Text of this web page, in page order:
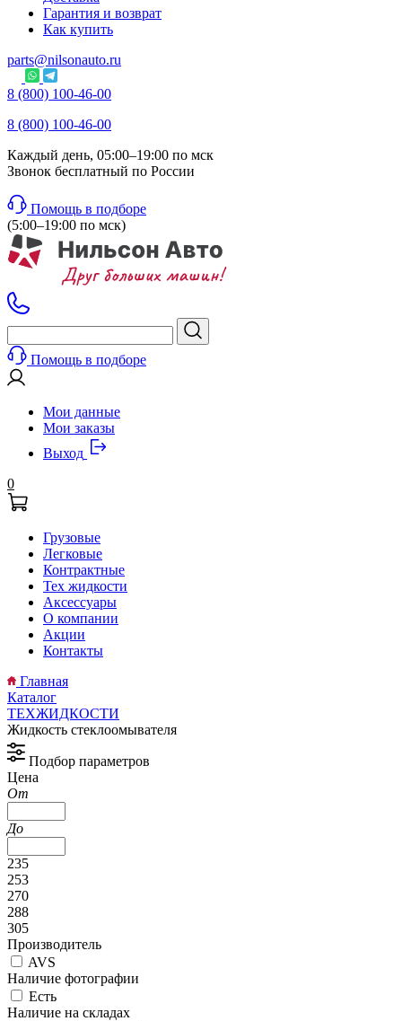
Гарантия и возврат
Как купить
parts@nilsonauto.ru
8 (800) 100-46-00
8 (800) 100-46-00
Каждый день, 05:00–19:00 по мск
Звонок бесплатный по России
Помощь в подборе
(5:00–19:00 по мск)
Помощь в подборе
Мои данные
Мои заказы
Выход
0
Грузовые
Легковые
Контрактные
Тех жидкости
Аксессуары
О компании
Акции
Контакты
Главная
Каталог
ТЕХЖИДКОСТИ
Жидкость стеклоомывателя
Подбор параметров
Цена
От
До
235
253
270
288
305
Производитель
AVS
Наличие фотографии
Есть
Наличие на складах